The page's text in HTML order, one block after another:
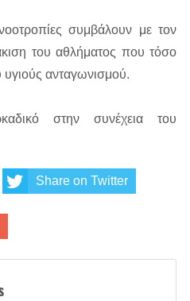
συμβάλουν με τον
του αθλήματος που τόσο
ανταγωνισμού.
στην συνέχεια του
Share on Twitter